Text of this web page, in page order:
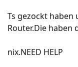
Ts gezockt haben
Router.Die
nix.NEED HELP